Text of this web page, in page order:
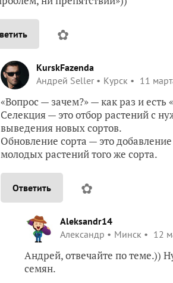
✿
KurskFazenda
Андрей Seller
Курск 11
«Вопрос — зачем?» — как раз и
Селекция — это отбор растений с
выведения новых сортов.
Обновление сорта — это
молодых растений того же сорта.
Ответить ✿
Aleksandr14
Александр
Минск 12
Андрей, отвечайте по теме.))
семян.